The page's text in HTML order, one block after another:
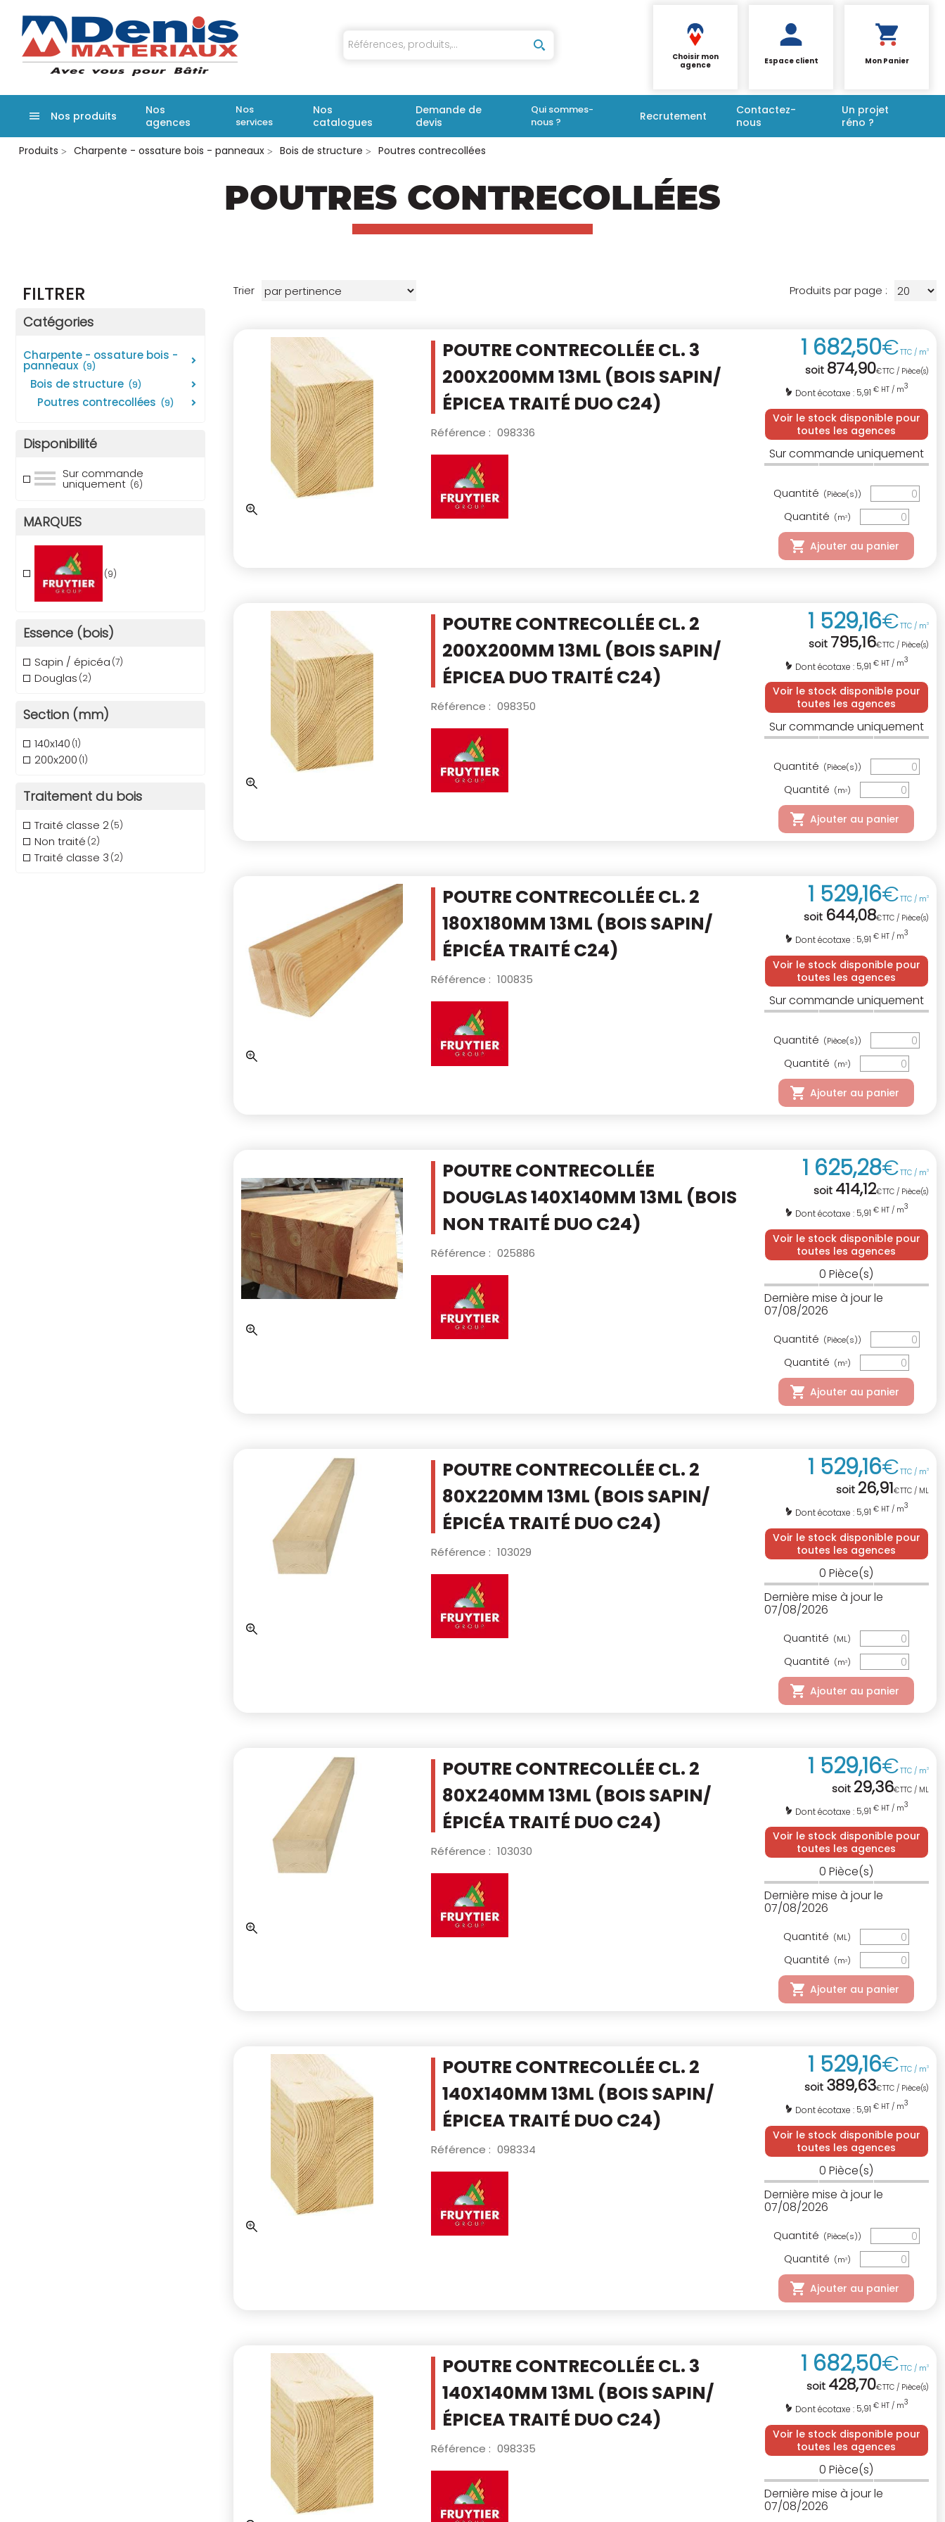
Aller
Choisir mon
agence
Espace client Mon Panier
Nos produits
Nos
agences
Nos
services
Nos
catalogues
Demande de
devis
Qui sommes-
nous ?
Recrutement
Contactez-
nous
Un projet
réno ?
Produits
Charpente - ossature bois - panneaux Bois de structure Poutres contrecollées
POUTRES CONTRECOLLÉES
FILTRER
Catégories
charpente - ossature bois -
panneaux (9)
bois de structure (9)
poutres contrecollées (9)
Disponibilité
Sur commande
uniquement (6)
MARQUES
(9)
Essence (bois)
Sapin / épicéa (7)
Douglas (2)
Section (mm)
140x140 (1)
200x200 (1)
Traitement du bois
Traité classe 2(5)
Non traité (2)
Traité classe 3 (2)
Trier Produits par page :
POUTRE CONTRECOLLÉE CL. 3
200X200MM 13ML (BOIS SAPIN/
ÉPICEA TRAITÉ DUO C24)
Référence : 098336
1 682,50€TTC / m3
soit 874,90€TTC / Pièce(s)
Dont écotaxe : 5,91 € HT / m3
Voir le stock disponible pour
toutes les agences
Sur commande uniquement
Quantité (Pièce(s))
Quantité (m3)
Ajouter au panier
POUTRE CONTRECOLLÉE CL. 2
200X200MM 13ML (BOIS SAPIN/
ÉPICEA DUO TRAITÉ C24)
Référence : 098350
1 529,16€TTC / m3
soit 795,16€TTC / Pièce(s)
Dont écotaxe : 5,91 € HT / m3
Voir le stock disponible pour
toutes les agences
Sur commande uniquement
Quantité (Pièce(s))
Quantité (m3)
Ajouter au panier
POUTRE CONTRECOLLÉE CL. 2
180X180MM 13ML (BOIS SAPIN/
ÉPICÉA TRAITÉ C24)
Référence : 100835
1 529,16€TTC / m3
soit 644,08€TTC / Pièce(s)
Dont écotaxe : 5,91 € HT / m3
Voir le stock disponible pour
toutes les agences
Sur commande uniquement
Quantité (Pièce(s))
Quantité (m3)
Ajouter au panier
POUTRE CONTRECOLLÉE
DOUGLAS 140X140MM 13ML (BOIS
NON TRAITÉ DUO C24)
Référence : 025886
1 625,28€TTC / m3
soit 414,12€TTC / Pièce(s)
Dont écotaxe : 5,91 € HT / m3
Voir le stock disponible pour
toutes les agences
0 Pièce(s)
Dernière mise à jour le
07/08/2026
Quantité (Pièce(s))
Quantité (m3)
Ajouter au panier
POUTRE CONTRECOLLÉE CL. 2
80X220MM 13ML (BOIS SAPIN/
ÉPICÉA TRAITÉ DUO C24)
Référence : 103029
1 529,16€TTC / m3
soit 26,91€TTC / ML
Dont écotaxe : 5,91 € HT / m3
Voir le stock disponible pour
toutes les agences
0 Pièce(s)
Dernière mise à jour le
07/08/2026
Quantité (ML)
Quantité (m3)
Ajouter au panier
POUTRE CONTRECOLLÉE CL. 2
80X240MM 13ML (BOIS SAPIN/
ÉPICÉA TRAITÉ DUO C24)
Référence : 103030
1 529,16€TTC / m3
soit 29,36€TTC / ML
Dont écotaxe : 5,91 € HT / m3
Voir le stock disponible pour
toutes les agences
0 Pièce(s)
Dernière mise à jour le
07/08/2026
Quantité (ML)
Quantité (m3)
Ajouter au panier
POUTRE CONTRECOLLÉE CL. 2
140X140MM 13ML (BOIS SAPIN/
ÉPICEA TRAITÉ DUO C24)
Référence : 098334
1 529,16€TTC / m3
soit 389,63€TTC / Pièce(s)
Dont écotaxe : 5,91 € HT / m3
Voir le stock disponible pour
toutes les agences
0 Pièce(s)
Dernière mise à jour le
07/08/2026
Quantité (Pièce(s))
Quantité (m3)
Ajouter au panier
POUTRE CONTRECOLLÉE CL. 3
140X140MM 13ML (BOIS SAPIN/
ÉPICEA TRAITÉ DUO C24)
Référence : 098335
1 682,50€TTC / m3
soit 428,70€TTC / Pièce(s)
Dont écotaxe : 5,91 € HT / m3
Voir le stock disponible pour
toutes les agences
0 Pièce(s)
Dernière mise à jour le
07/08/2026